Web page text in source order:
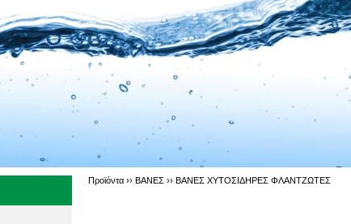
Προϊόντα ›› ΒΑΝΕΣ ›› ΒΑΝΕΣ ΧΥΤΟΣΙΔΗΡΕΣ ΦΛΑΝΤΖΩΤΕΣ